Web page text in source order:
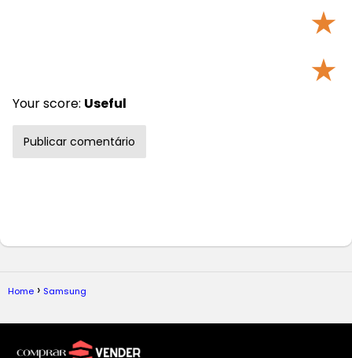
★
★
Your score: Useful
Home Samsung